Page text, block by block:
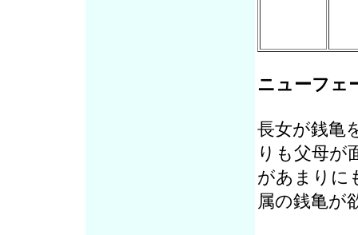
ニューフェ
長女が銭亀
りも父母が
があまりに
属の銭亀が